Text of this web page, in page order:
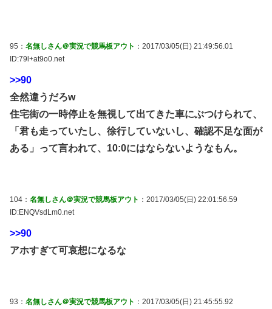
95： 名無しさん＠実況で競馬板アウト ：2017/03/05(日) 21:49:56.01
ID:79l+at9o0.net
>>90
全然違うだろw
住宅街の一時停止を無視して出てきた車にぶつけられて、
「君も走っていたし、徐行していないし、確認不足な面が
ある」って言われて、10:0にはならないようなもん。
104： 名無しさん＠実況で競馬板アウト ：2017/03/05(日) 22:01:56.59
ID:ENQVsdLm0.net
>>90
アホすぎて可哀想になるな
93： 名無しさん＠実況で競馬板アウト ：2017/03/05(日) 21:45:55.92